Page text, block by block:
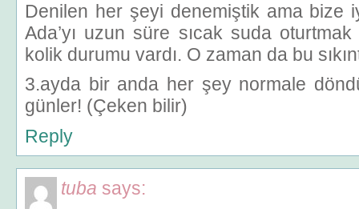
Denilen her şeyi denemiştik ama bize
Ada’yı uzun süre sıcak suda
kolik durumu vardı. O zaman da bu
3.ayda bir anda her şey normale
günler! (Çeken bilir)
Reply
tuba says: